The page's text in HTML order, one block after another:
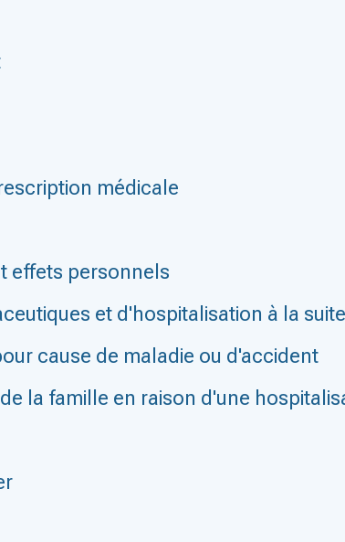
médicale
effets personnels
et d'hospitalisation à la
cause de maladie ou d'accident
la famille en raison d'une